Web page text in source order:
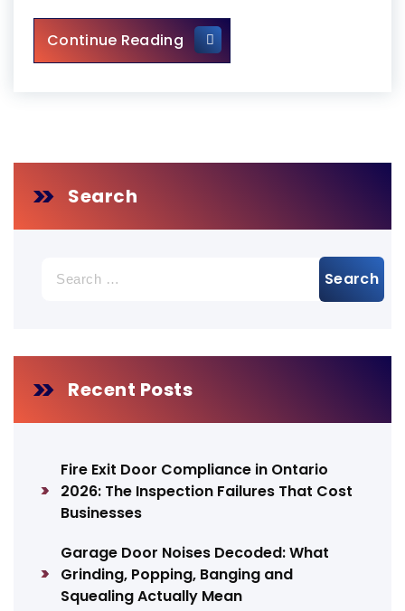
Continue Readingמתקין רשת יונים מקצועי בקריות
Search
for:
Recent Posts
Fire Exit Door Compliance in Ontario
2026: The Inspection Failures That Cost
Businesses
Garage Door Noises Decoded: What
Grinding, Popping, Banging and
Squealing Actually Mean